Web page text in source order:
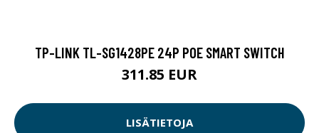
TP-LINK TL-SG1428PE 24P POE SMART SWITCH
311.85 EUR
LISÄTIETOJA